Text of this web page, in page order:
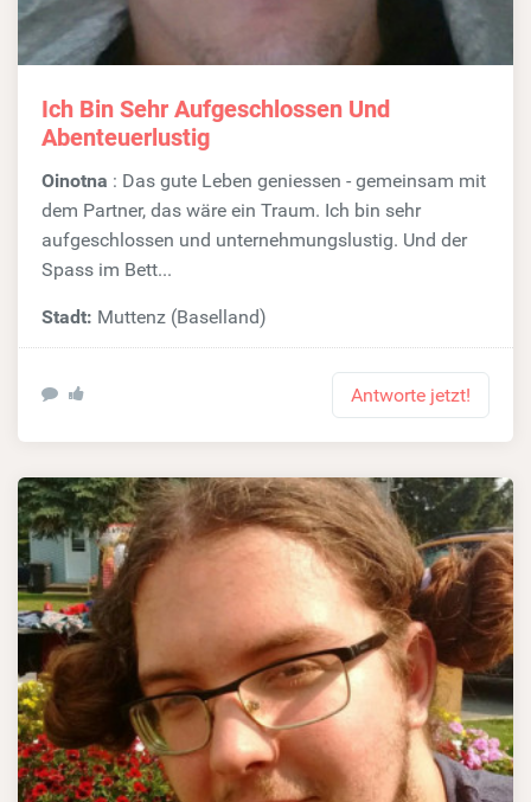
Ich Bin Sehr Aufgeschlossen Und
Abenteuerlustig
Oinotna : Das gute Leben geniessen - gemeinsam mit
dem Partner, das wäre ein Traum. Ich bin sehr
aufgeschlossen und unternehmungslustig. Und der
Spass im Bett...
Stadt: Muttenz (Baselland)
Antworte jetzt!